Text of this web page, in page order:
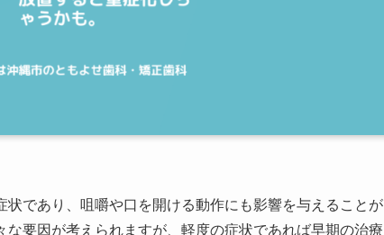
であり、咀嚼や口を開ける動作にも影響を与えることが
要因が考えられますが、軽度の症状であれば早期の治療